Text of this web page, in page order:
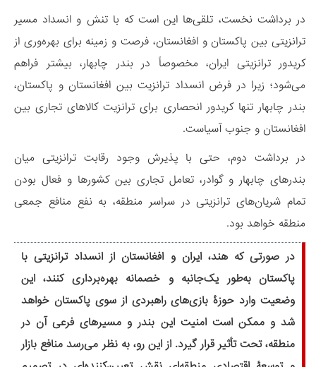
در برداشت نخست، تلقی‌ها این است که با تنش و انسداد مسیر
ترانزیتی بین پاکستان و افغانستان، فرصت و زمینه برای بهره‌وری از
کریدور ترانزیتی ایران، مخصوصاً در بندر چابهار، بیشتر فراهم
می‌شود؛ زیرا در فرض انسداد ترانزیت بین افغانستان و پاکستان،
بندر چابهار تنها کریدور انحصاری برای ترانزیت کالاهای تجاری بین
افغانستان و جنوب آسیاست.
در برداشت دوم، حتی با پذیرش وجود رقابت ترانزیتی میان
بندرهای چابهار و گوادر، تعامل تجاری بین کشورها و فعال بودن
تمام شریان‌های ترانزیتی در سراسر منطقه، به نفع منافع جمعی
منطقه خواهد بود.
در صورتی که هند، ایران و افغانستان از انسداد ترانزیتی با
پاکستان به‌طور یک‌جانبه و خصمانه بهره‌برداری کنند، این
وضعیت وارد حوزۀ بازی‌های راهبردی از سوی پاکستان خواهد
شد و ممکن است امنیت این بندر و مسیرهای فرعی آن در
منطقه، تحت تأثیر قرار گیرد. از این رو، به نظر می‌رسد منافع بازار